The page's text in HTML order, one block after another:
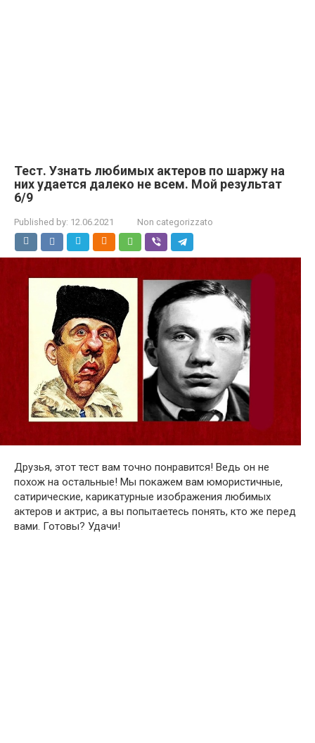
Тест. Узнать любимых актеров по шаржу на
них удается далеко не всем. Мой результат
6/9
Published by: 12.06.2021 Non categorizzato
Друзья, этот тест вам точно понравится! Ведь он не
похож на остальные! Мы покажем вам юмористичные,
сатирические, карикатурные изображения любимых
актеров и актрис, а вы попытаетесь понять, кто же перед
вами. Готовы? Удачи!